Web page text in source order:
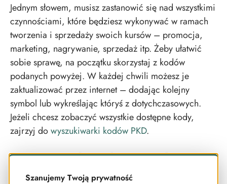
Jednym słowem, musisz zastanowić się nad wszystkimi
czynnościami, które będziesz wykonywać w ramach
tworzenia i sprzedaży swoich kursów – promocja,
marketing, nagrywanie, sprzedaż itp. Żeby ułatwić
sobie sprawę, na początku skorzystaj z kodów
podanych powyżej. W każdej chwili możesz je
zaktualizować przez internet – dodając kolejny
symbol lub wykreślając któryś z dotychczasowych.
Jeżeli chcesz zobaczyć wszystkie dostępne kody,
zajrzyj dowyszukiwarki kodów PKD.
Czy sprzedając kursy online
muszę być VAT-owcem?
Szanujemy Twoją prywatność